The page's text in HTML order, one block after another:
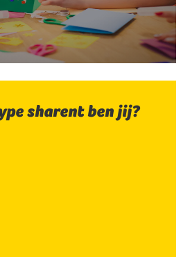
sharent ben jij?